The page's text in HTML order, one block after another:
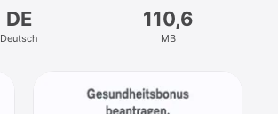
DE
Deutsch
110,6
MB